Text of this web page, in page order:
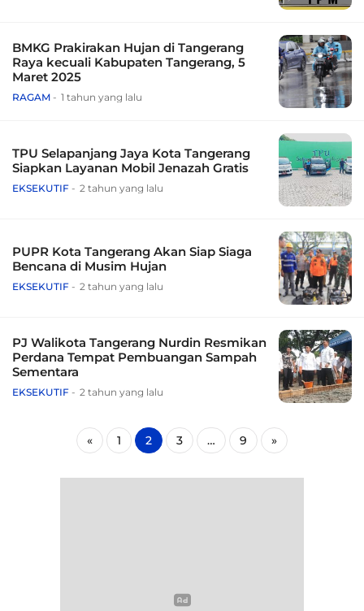
BMKG Prakirakan Hujan di Tangerang
Raya kecuali Kabupaten Tangerang, 5
Maret 2025
RAGAM 1 tahun yang lalu
TPU Selapanjang Jaya Kota Tangerang
Siapkan Layanan Mobil Jenazah Gratis
EKSEKUTIF 2 tahun yang lalu
PUPR Kota Tangerang Akan Siap Siaga
Bencana di Musim Hujan
EKSEKUTIF 2 tahun yang lalu
PJ Walikota Tangerang Nurdin Resmikan
Perdana Tempat Pembuangan Sampah
Sementara
EKSEKUTIF 2 tahun yang lalu
« 1 2 3 … 9 »